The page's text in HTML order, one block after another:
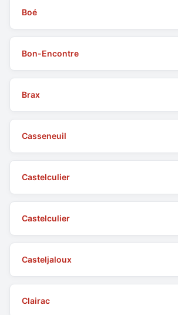
Boé
Bon-Encontre
Brax
Casseneuil
Castelculier
Castelculier
Casteljaloux
Clairac